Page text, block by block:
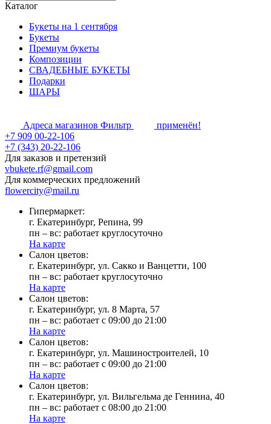
Каталог
Букеты на 1 сентября
Букеты
Премиум букеты
Композиции
СВАДЕБНЫЕ БУКЕТЫ
Подарки
ШАРЫ
Адреса магазинов Фильтр
применён!
+7 909 00-22-106
+7 (343) 20-22-106
Для заказов и претензий
vbukete.rf@gmail.com
Для коммерческих предложений
flowercity@mail.ru
Гипермаркет:
г. Екатеринбург, Репина, 99
пн – вс: работает круглосуточно
На карте
Cалон цветов:
г. Екатеринбург, ул. Сакко и Ванцетти, 100
пн – вс: работает круглосуточно
На карте
Cалон цветов:
г. Екатеринбург, ул. 8 Марта, 57
пн – вс: работает с 09:00 до 21:00
На карте
Cалон цветов:
г. Екатеринбург, ул. Машиностроителей, 10
пн – вс: работает с 09:00 до 21:00
На карте
Cалон цветов:
г. Екатеринбург, ул. Вильгельма де Геннина, 40
пн – вс: работает с 08:00 до 21:00
На карте